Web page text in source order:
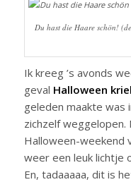
Du hast die Haare schön!
Ik kreeg ’s avonds
geval Halloween
geleden maakte was
zichzelf weggelopen.
Halloween-weekend
weer een leuk lichtje
En, tadaaaaa, dit is